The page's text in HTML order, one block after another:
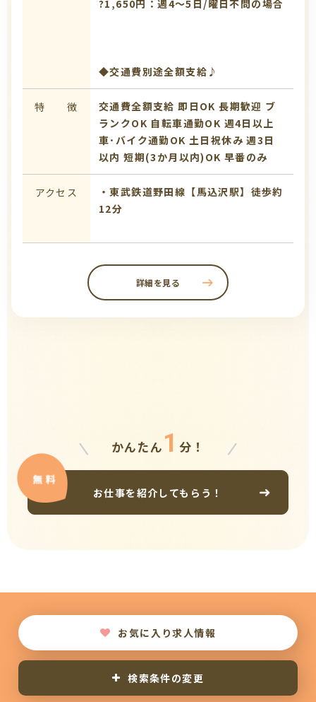
?1,650円：週4～5日/曜日不問の場合
◆交通費別途全額支給♪
特 徴 交通費全額支給 即日OK 長期歓迎 ブ
ランクOK 自転車通勤OK 週4日以上
車･バイク通勤OK 土日祝休み 週3日
以内 短期(3か月以内)OK 早番のみ
アクセス
・東武鉄道野田線【馬込沢駅】徒歩約
12分
詳細を見る
かんたん 1 分！
お仕事を紹介してもらう！
お気に入り求人情報
検索条件の変更